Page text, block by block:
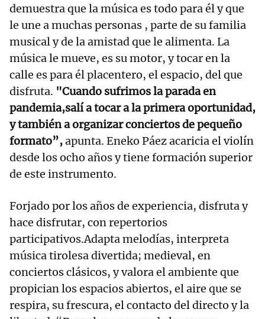
demuestra que la música es todo para él y que
le une a muchas personas , parte de su familia
musical y de la amistad que le alimenta. La
música le mueve, es su motor, y tocar en la
calle es para él placentero, el espacio, del que
disfruta. "Cuando sufrimos la parada en
pandemia,salí a tocar a la primera oportunidad,
y también a organizar conciertos de pequeño
formato”,apunta. Eneko Páez acaricia el violín
desde los ocho años y tiene formación superior
de este instrumento.
Forjado por los años de experiencia, disfruta y
hace disfrutar, con repertorios
participativos.Adapta melodías, interpreta
música tirolesa divertida; medieval, en
conciertos clásicos, y valora el ambiente que
propician los espacios abiertos, el aire que se
respira, su frescura, el contacto del directo y la